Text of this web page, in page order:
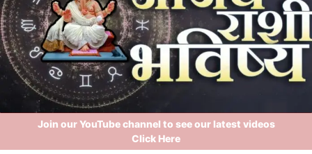
Join our YouTube channel to see our latest videos
Click Here